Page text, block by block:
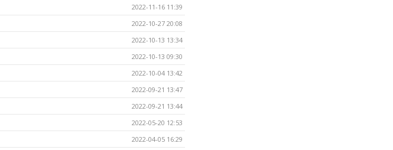
2022-11-16 11:39
2022-10-27 20:08
2022-10-13 13:34
2022-10-13 09:30
2022-10-04 13:42
2022-09-21 13:47
2022-09-21 13:44
2022-05-20 12:53
2022-04-05 16:29